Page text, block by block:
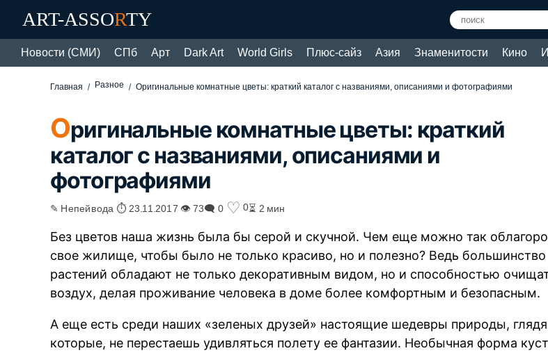
ART-ASSORTY
Новости (СМИ) СПб Арт Dark Art World Girls Плюс-сайз Азия Знаменитости Кино
Главная Разное Оригинальные комнатные цветы: краткий каталог с названиями, описаниями и фотографиями
Оригинальные комнатные цветы: краткий
каталог с названиями, описаниями и
фотографиями
✎ Непейвода ⏱ 23.11.2017 👁 73🗨 0 ♡ 0⏳ 2 мин
Без цветов наша жизнь была бы серой и скучной. Чем еще можно так
свое жилище, чтобы было не только красиво, но и полезно? Ведь большинство
растений обладают не только декоративным видом, но и способностью
воздух, делая проживание человека в доме более комфортным и безопасным.
А еще есть среди наших «зеленых друзей» настоящие шедевры природы,
которые, не перестаешь удивляться полету ее фантазии. Необычная форма